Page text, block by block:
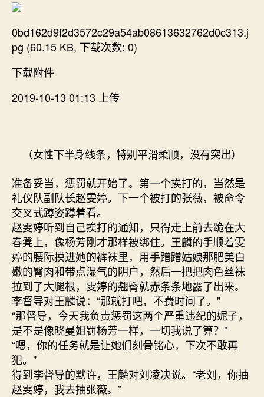
0bd162d9f2d3572c29a54ab08613632762d0c313.j
pg (60.15 KB, 下载次数: 0)
下载附件
2019-10-13 01:13 上传
（女性下半身线条，特别平滑柔顺，没有突出）
准备妥当，惩罚就开始了。第一个挨打的，当然是
礼仪队副队长赵雯婷。下一个被打的张薇，被命令
交叉式蹲姿蹲着看。
赵雯婷听到自己挨打的通知，只得走上前去跪在大
春凳上，像杨芳刚才那样被绑住。王麟的手顺着雯
婷的腰际摸进她的裤袜里，用手蹭蹭姑娘那肥美白
嫩的臀肉和带点湿气的阴户，然后一把把肉色丝袜
拉到了大腿根，雯婷的翘臀就赤条条地露了出来。
李督导对王麟说：“那就打吧，不费时间了。”
“那督导，今天我负责惩罚这两个严重违纪的妮子，
是不是像晓曼姐罚杨芳一样，一切我说了算？”
“嗯，你的任务就是让她们刻骨铭心，下次不敢再
犯。”
得到李督导的默许，王麟对刘凌决说。“老刘，你抽
赵雯婷，我去抽张薇。”